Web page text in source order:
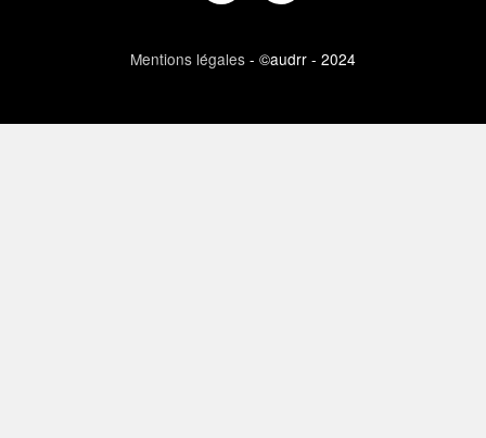
Mentions légales - ©audrr - 2024